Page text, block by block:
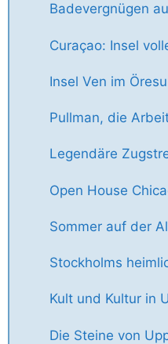
Badevergnügen
Curaçao: Insel
Insel Ven im
Pullman, die
Legendäre
Open House
Sommer auf der
Stockholms
Kult und Kultur in
Die Steine von